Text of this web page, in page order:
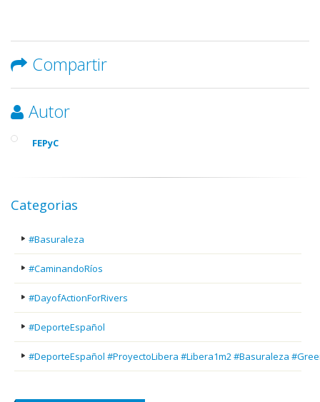
Compartir
Autor
FEPyC
Categorias
#Basuraleza
#CaminandoRíos
#DayofActionForRivers
#DeporteEspañol
#DeporteEspañol #ProyectoLibera #Libera1m2 #Basuraleza